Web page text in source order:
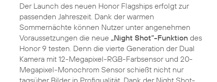
Der Launch des neuen Honor Flagships erfolgt zur
passenden Jahreszeit. Dank der warmen
Sommernächte können Nutzer unter angenehmen
Voraussetzungen die neue „Night Shot“-Funktion des
Honor 9 testen. Denn die vierte Generation der Dual
Kamera mit 12-Megapixel-RGB-Farbsensor und 20-
Megapixel-Monochrom Sensor schießt nicht nur
tagsüber Bilder in Profiqualität. Dank der Night Shot-